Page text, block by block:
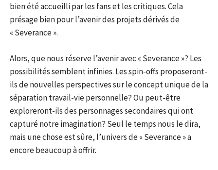
bien été accueilli par les fans et les critiques. Cela
présage bien pour l’avenir des projets dérivés de
« Severance ».
Alors, que nous réserve l’avenir avec « Severance »? Les
possibilités semblent infinies. Les spin-offs proposeront-
ils de nouvelles perspectives sur le concept unique de la
séparation travail-vie personnelle? Ou peut-être
exploreront-ils des personnages secondaires qui ont
capturé notre imagination? Seul le temps nous le dira,
mais une chose est sûre, l’univers de « Severance » a
encore beaucoup à offrir.